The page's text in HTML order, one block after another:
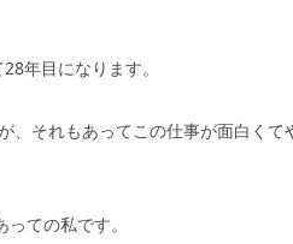
年目になります。
それもあってこの仕事が面白くて
ての私です。